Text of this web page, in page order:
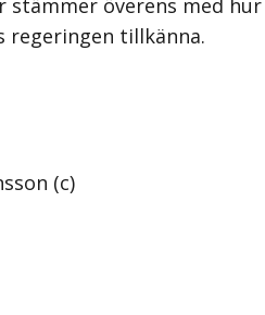
regeringen tillkänna.
(c)